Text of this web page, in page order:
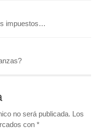
impuestos…
no será publicada. Los
con*